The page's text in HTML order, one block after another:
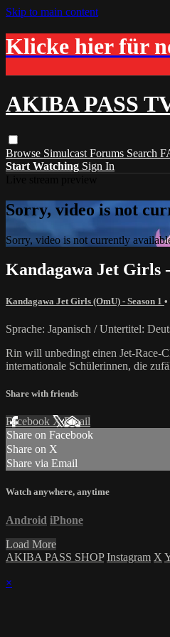
Skip to main content
Klicke hier für
AKIBA PASS
Browse Simulcast Forums Search
Start Watching Sign In
Sorry, video is not
Sorry, video is not currently
Kandagawa Jet Girls
Kandagawa Jet Girls (OmU) - Season 1
Sprache: Japanisch / Untertitel:
Rin will unbedingt einen Jet-Race-
internationale Schülerinnen, die
Share with friends
Facebook XEmail
Share on Facebook
Share on X
Share via Email
Watch anywhere, anytime
Android iPhone
Load More
AKIBA PASS SHOP Instagram X
×